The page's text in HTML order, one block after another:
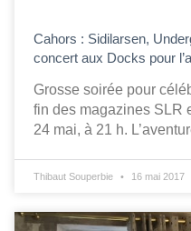
Cahors : Sidilarsen,
concert aux Docks pour
Grosse soirée pour
fin des magazines SLR
24 mai, à 21 h.
Thibaut Souperbie 16 mai 2017